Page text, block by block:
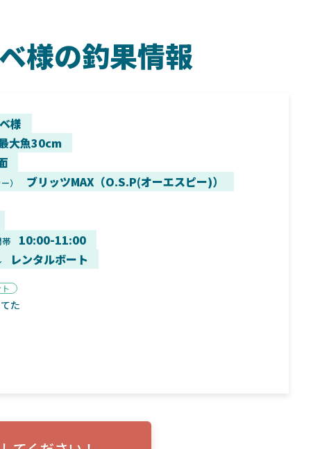
様の釣果情報
様
大魚30cm
） ブリッツMAX（O.S.P(オーエスピー)）
帯 10:00-11:00
レンタルボート
た
め！
意のままに！24ヴァンフォードとの違いも
解説！